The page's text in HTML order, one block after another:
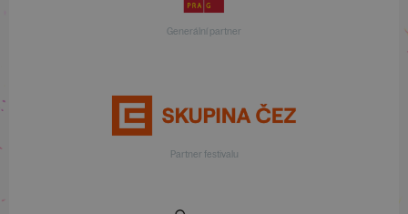
Generální partner
Partner festivalu